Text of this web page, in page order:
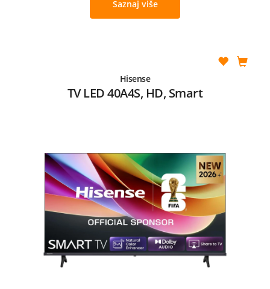
Saznaj više
Hisense
TV LED 40A4S, HD, Smart